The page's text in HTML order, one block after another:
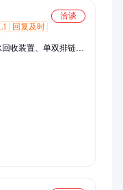
洽谈
回复及时
收装置、单双排链